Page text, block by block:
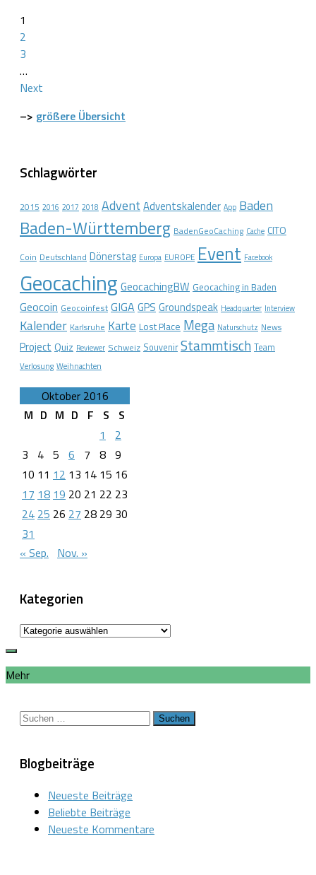
1
2
3
…
Next
–> größere Übersicht
Schlagwörter
2015 2016 2017 2018 Advent Adventskalender App Baden
Baden-Württemberg BadenGeoCaching Cache CITO
Coin Deutschland Dönerstag Europa EUROPE Event Facebook
Geocaching GeocachingBW Geocaching in Baden
Geocoin Geocoinfest GIGA GPS Groundspeak Headquarter Interview
Kalender Karlsruhe Karte Lost Place Mega Naturschutz News
Project Quiz Reviewer Schweiz Souvenir Stammtisch Team
Verlosung Weihnachten
Oktober 2016
M D M D F S
S
1
2
3
4 5 6 7 8 9
10 11 12 13 14 15 16
17 18 19 20 21 22 23
24 25 26 27 28 29 30
31
« Sep. Nov. »
Kategorien
Kategorien
Mehr
Suchen
Blogbeiträge
Neueste Beiträge
Beliebte Beiträge
Neueste Kommentare